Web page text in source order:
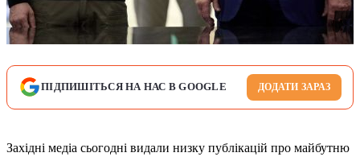
ПІДПИШІТЬСЯ НА НАС В GOOGLE ДОДАТИ ЗАРАЗ
Західні медіа сьогодні видали низку публікацій про майбутню